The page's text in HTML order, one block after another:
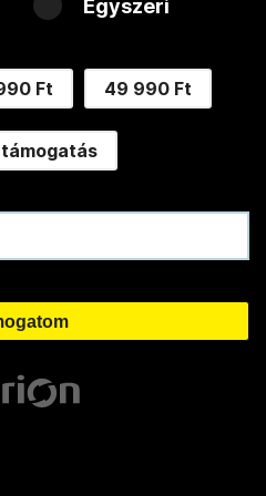
Egyszeri
Ft 49 990 Ft
támogatás